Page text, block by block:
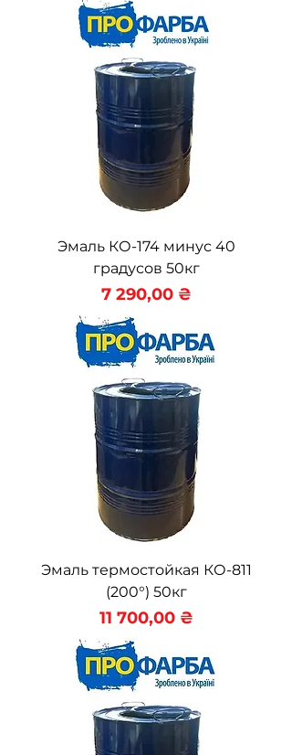
Эмаль КО-174 минус 40
градусов 50кг
Цена
7 290,00 ₴
Эмаль термостойкая КО-811
(200°) 50кг
Цена
11 700,00 ₴